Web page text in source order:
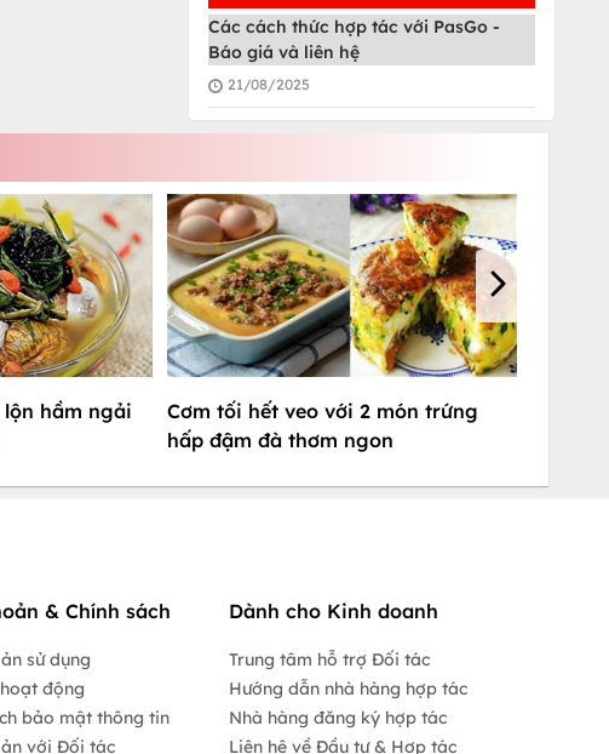
Các cách thức hợp tác với PasGo -
Báo giá và liên hệ
21/08/2025
hầm ngải
Cơm tối hết veo với 2 món trứng
hấp đậm đà thơm ngon
& Chính sách
sử dụng
động
bảo mật thông tin
với Đối tác
Dành cho Kinh doanh
Trung tâm hỗ trợ Đối tác
Hướng dẫn nhà hàng hợp tác
Nhà hàng đăng ký hợp tác
Liên hệ về Đầu tư & Hợp tác